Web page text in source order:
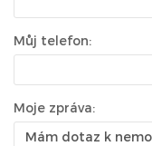
Můj telefon:
Moje zpráva: